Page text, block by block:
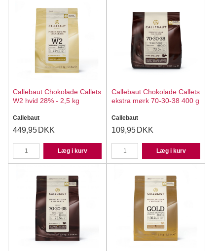
Callebaut Chokolade Callets
W2 hvid 28% - 2,5 kg
Callebaut
449,95 DKK
Læg i kurv
Callebaut Chokolade Callets
ekstra mørk 70-30-38 400 g
Callebaut
109,95 DKK
Læg i kurv